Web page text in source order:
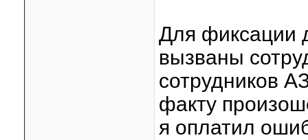
Для фиксации
вызваны
сотрудников
факту
я оплатил